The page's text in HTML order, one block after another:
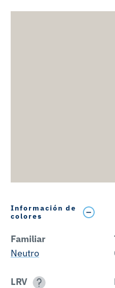
Información de
colores
Familiar
Neutro
LRV